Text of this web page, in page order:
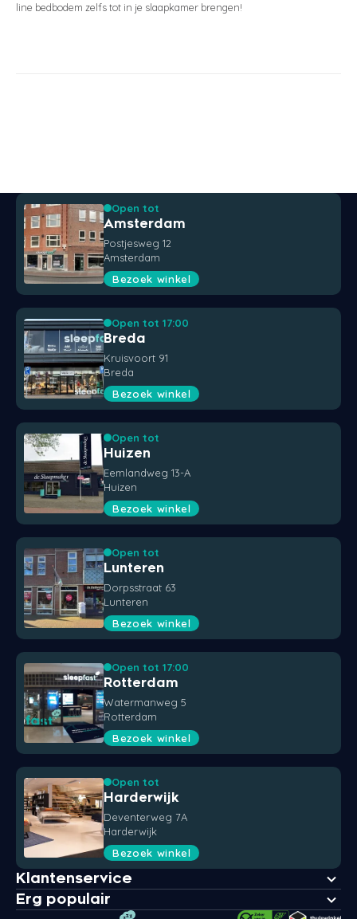
line bedbodem zelfs tot in je slaapkamer brengen!
Open tot
Amsterdam
Postjesweg 12
Amsterdam
Bezoek winkel
Open tot 17:00
Breda
Kruisvoort 91
Breda
Bezoek winkel
Open tot
Huizen
Eemlandweg 13-A
Huizen
Bezoek winkel
Open tot
Lunteren
Dorpsstraat 63
Lunteren
Bezoek winkel
Open tot 17:00
Rotterdam
Watermanweg 5
Rotterdam
Bezoek winkel
Open tot
Harderwijk
Deventerweg 7A
Harderwijk
Bezoek winkel
Klantenservice
Erg populair